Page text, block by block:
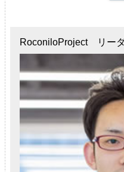
RoconiloProject リー